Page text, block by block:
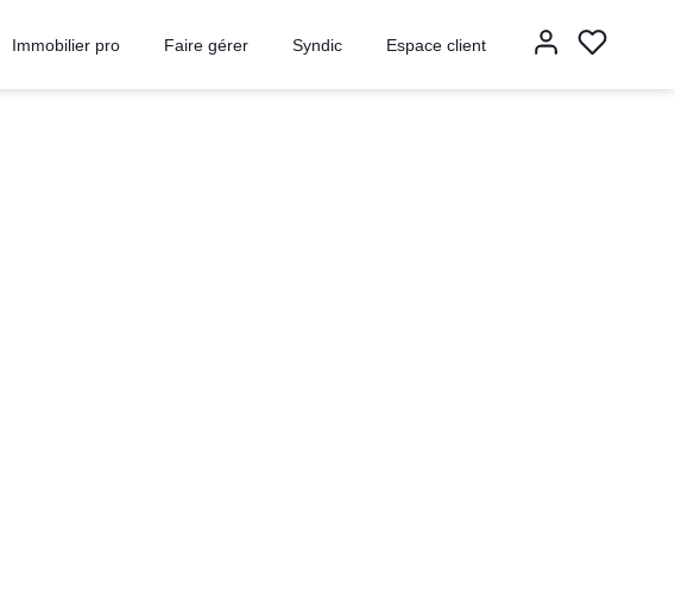
Immobilier pro Faire gérer Syndic Espace client